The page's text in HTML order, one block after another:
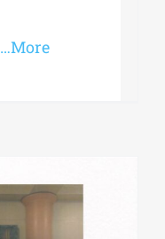
…More